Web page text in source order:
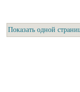
Покaзать одной